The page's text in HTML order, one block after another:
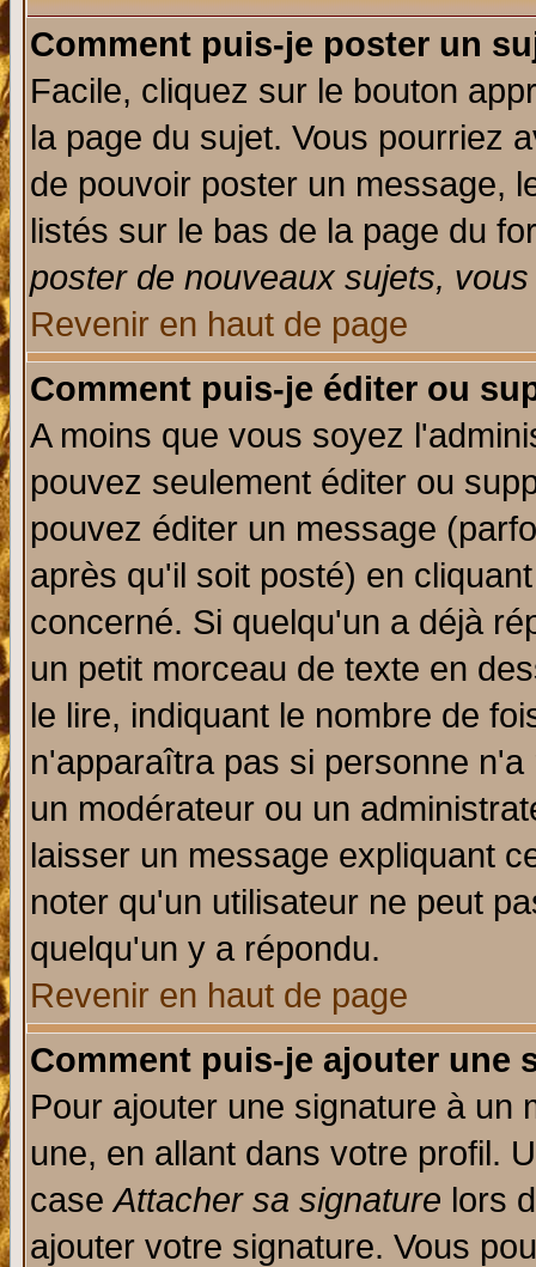
Comment puis-je poster un
Facile, cliquez sur le bouton
la page du sujet. Vous pourriez
de pouvoir poster un message,
listés sur le bas de la page du
poster de nouveaux sujets,
Revenir en haut de page
Comment puis-je éditer ou
A moins que vous soyez
pouvez seulement éditer ou
pouvez éditer un message
après qu'il soit posté) en
concerné. Si quelqu'un a déjà
un petit morceau de texte en
le lire, indiquant le nombre de
n'apparaîtra pas si personne
un modérateur ou un
laisser un message expliquant
noter qu'un utilisateur ne peut
quelqu'un y a répondu.
Revenir en haut de page
Comment puis-je ajouter une
Pour ajouter une signature à un
une, en allant dans votre profil.
caseAttacher sa signature lors
ajouter votre signature. Vous